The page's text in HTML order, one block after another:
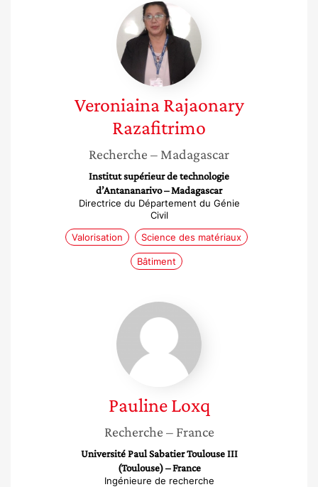
Veroniaina
Rajaonary
Razafitrimo
Veroniaina Rajaonary
Razafitrimo
Recherche – Madagascar
Institut supérieur de technologie
d’Antananarivo – Madagascar
Directrice du Département du Génie
Civil
Valorisation
Science des matériaux
Bâtiment
Pauline
Loxq
Pauline Loxq
Recherche – France
Université Paul Sabatier Toulouse III
(Toulouse) – France
Ingénieure de recherche